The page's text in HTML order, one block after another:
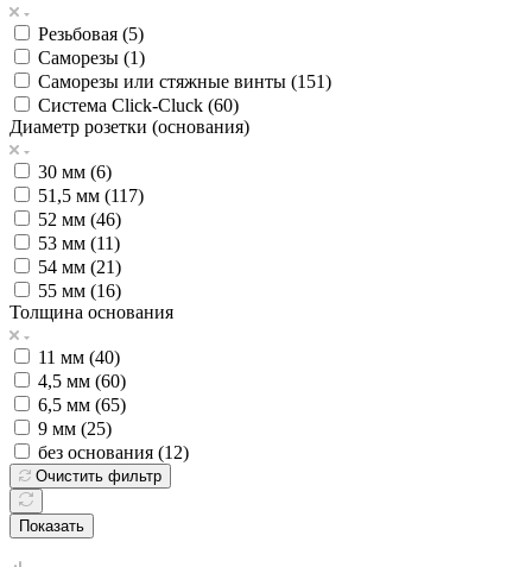
Резьбовая (5)
Саморезы (1)
Саморезы или стяжные винты (151)
Система Click-Cluck (60)
Диаметр розетки (основания)
30 мм (6)
51,5 мм (117)
52 мм (46)
53 мм (11)
54 мм (21)
55 мм (16)
Толщина основания
11 мм (40)
4,5 мм (60)
6,5 мм (65)
9 мм (25)
без основания (12)
Очистить фильтр
Показать